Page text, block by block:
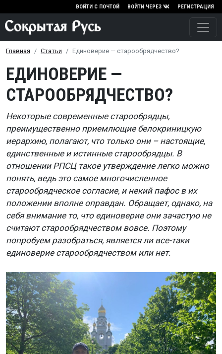
Перейти к основному
ВОЙТИ С ПОЧТОЙ ВОЙТИ ЧЕРЕЗ РЕГИСТРАЦИЯ
Главная Статьи Единоверие — старообрядчество?
ЕДИНОВЕРИЕ —
СТАРООБРЯДЧЕСТВО?
Некоторые современные старообрядцы,
преимущественно приемлющие белокриницкую
иерархию, полагают, что только они – настоящие,
единственные и истинные старообрядцы. В
отношении РПСЦ такое утверждение легко можно
понять, ведь это самое многочисленное
старообрядческое согласие, и некий пафос в их
положении вполне оправдан. Обращает, однако, на
себя внимание то, что единоверие они зачастую не
считают старообрядчеством вовсе. Поэтому
попробуем разобраться, является ли все-таки
единоверие старообрядчеством или нет.